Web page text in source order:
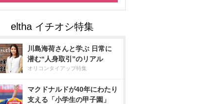
川島海荷さんと学ぶ 日常に
潜む“人身取引”のリアル
オリコンタイアップ特集
マクドナルドが40年にわたり
支える「小学生の甲子園」